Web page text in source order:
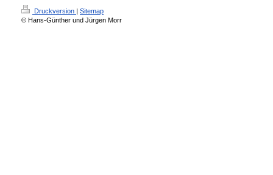
Druckversion
Sitemap
© Hans-Günther und Jürgen Morr